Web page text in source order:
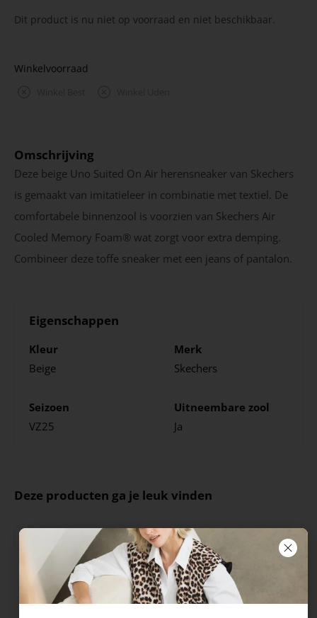
Dit product is nu niet op voorraad en niet beschikbaar.
Winkelvoorraad
Omschrijving
Deze beige Uno Suited On Air herensneaker van Skechers
is gemaakt van imitatieleer in combinatie met textiel. De
comfortabele binnenzool is voorzien van Skechers Air
Cooled Memory Foam® wat zorgt voor extra demping.
Combineer deze toffe sneaker met een jeans of pantalon.
Eigenschappen
Kleur
Beige
Merk
Skechers
Seizoen
VZ25
Uitneembare zool
Ja
Deze producten ga je leuk vinden